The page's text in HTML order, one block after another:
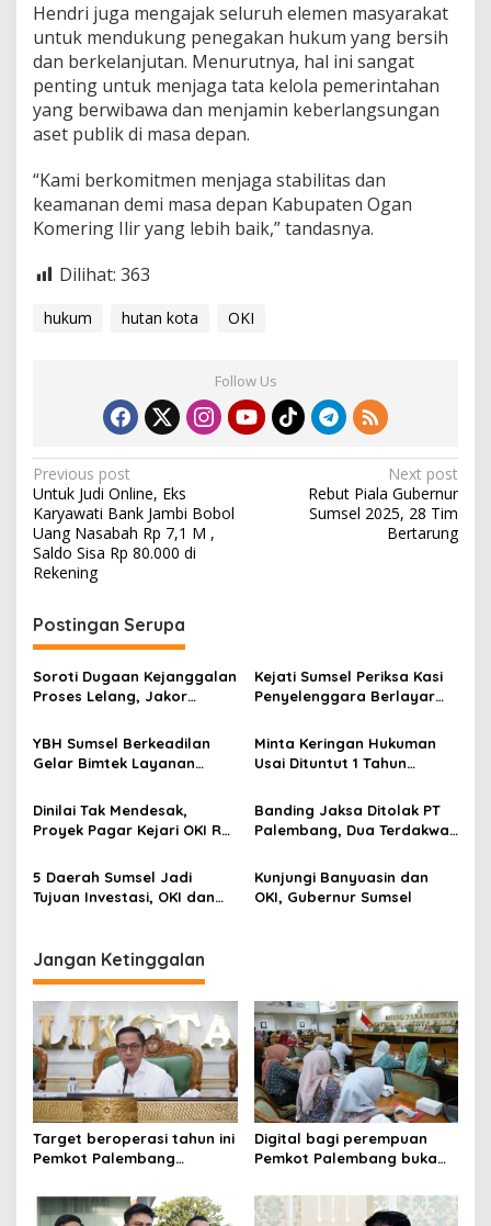
Hendri juga mengajak seluruh elemen masyarakat
untuk mendukung penegakan hukum yang bersih
dan berkelanjutan. Menurutnya, hal ini sangat
penting untuk menjaga tata kelola pemerintahan
yang berwibawa dan menjamin keberlangsungan
aset publik di masa depan.
“Kami berkomitmen menjaga stabilitas dan
keamanan demi masa depan Kabupaten Ogan
Komering Ilir yang lebih baik,” tandasnya.
Dilihat: 363
hukum hutan kota OKI
Follow Us
P
o
s
t
a
v
i
a
i
n
Previous post
Untuk Judi Online, Eks
Karyawati Bank Jambi Bobol
Uang Nasabah Rp 7,1 M ,
Saldo Sisa Rp 80.000 di
Rekening
Next post
Rebut Piala Gubernur
Sumsel 2025, 28 Tim
Bertarung
Postingan Serupa
Soroti Dugaan Kejanggalan
Proses Lelang, Jakor
Batalkan Tender
Pembangunan Gedung
Cathlab RSUD Kayuagung
Kejati Sumsel Periksa Kasi
Penyelenggara Berlayar
YBH Sumsel Berkeadilan
Gelar Bimtek Layanan
Kecamatan, Dukung
Program Pemkot
Palembang
Minta Keringan Hukuman
Usai Dituntut 1 Tahun
Dispora Palembang
“Melas”
Dinilai Tak Mendesak,
Proyek Pagar Kejari OKI Rp
Banding Jaksa Ditolak PT
Palembang, Dua Terdakwa
Bebas
5 Daerah Sumsel Jadi
Tujuan Investasi, OKI dan
Kunjungi Banyuasin dan
OKI, Gubernur Sumsel
Jangan Ketinggalan
Target beroperasi tahun ini
Pemkot Palembang
proyek PSEL
Digital bagi perempuan
Pemkot Palembang buka